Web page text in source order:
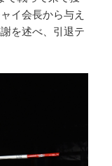
イ会長から与え
を述べ、引退テ